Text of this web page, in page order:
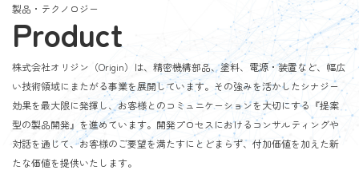
製品・テクノロジー
Product
株式会社オリジン（Origin）は、精密機構部品、塗料、電源・装置など、幅広
い技術領域にまたがる事業を展開しています。その強みを活かしたシナジー
効果を最大限に発揮し、お客様とのコミュニケーションを大切にする『提案
型の製品開発』を進めています。開発プロセスにおけるコンサルティングや
対話を通じて、お客様のご要望を満たすにとどまらず、付加価値を加えた新
たな価値を提供いたします。